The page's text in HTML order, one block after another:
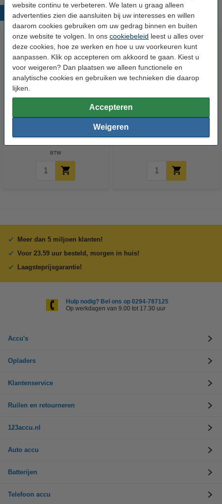
website continu te verbeteren. We laten u graag alleen
advertenties zien die aansluiten bij uw interesses en willen
daarom cookies gebruiken om uw gedrag binnen en buiten
onze website te volgen. In ons cookiebeleid leest u alles over
deze cookies, hoe ze werken en hoe u uw voorkeuren kunt
aanpassen. Klik op accepteren om akkoord te gaan. Kiest u
voor weigeren? Dan plaatsen we alleen functionele en
analytische cookies en gebruiken we technieken die daarop
lijken.
Accepteren
Weigeren
Populaire producten
123accu Xtreme Power AAA /
MN2400 / LR03 alkaline batterij
BTW
knoopcellen multipack
Meer dan 5 miljoen klanten!
Voor 23.59 uur besteld, morgen in huis!
Laagsteprijsgarantie!
Hulp nodig? Bel ons op 0294-787125
Op werkdagen van 9.00 tot 17.30 uur
Accu's
Opladers
Klantenservice
Ruilen en retourneren
123accu.nl
Auto accu
Batterijen
Telefoon accu